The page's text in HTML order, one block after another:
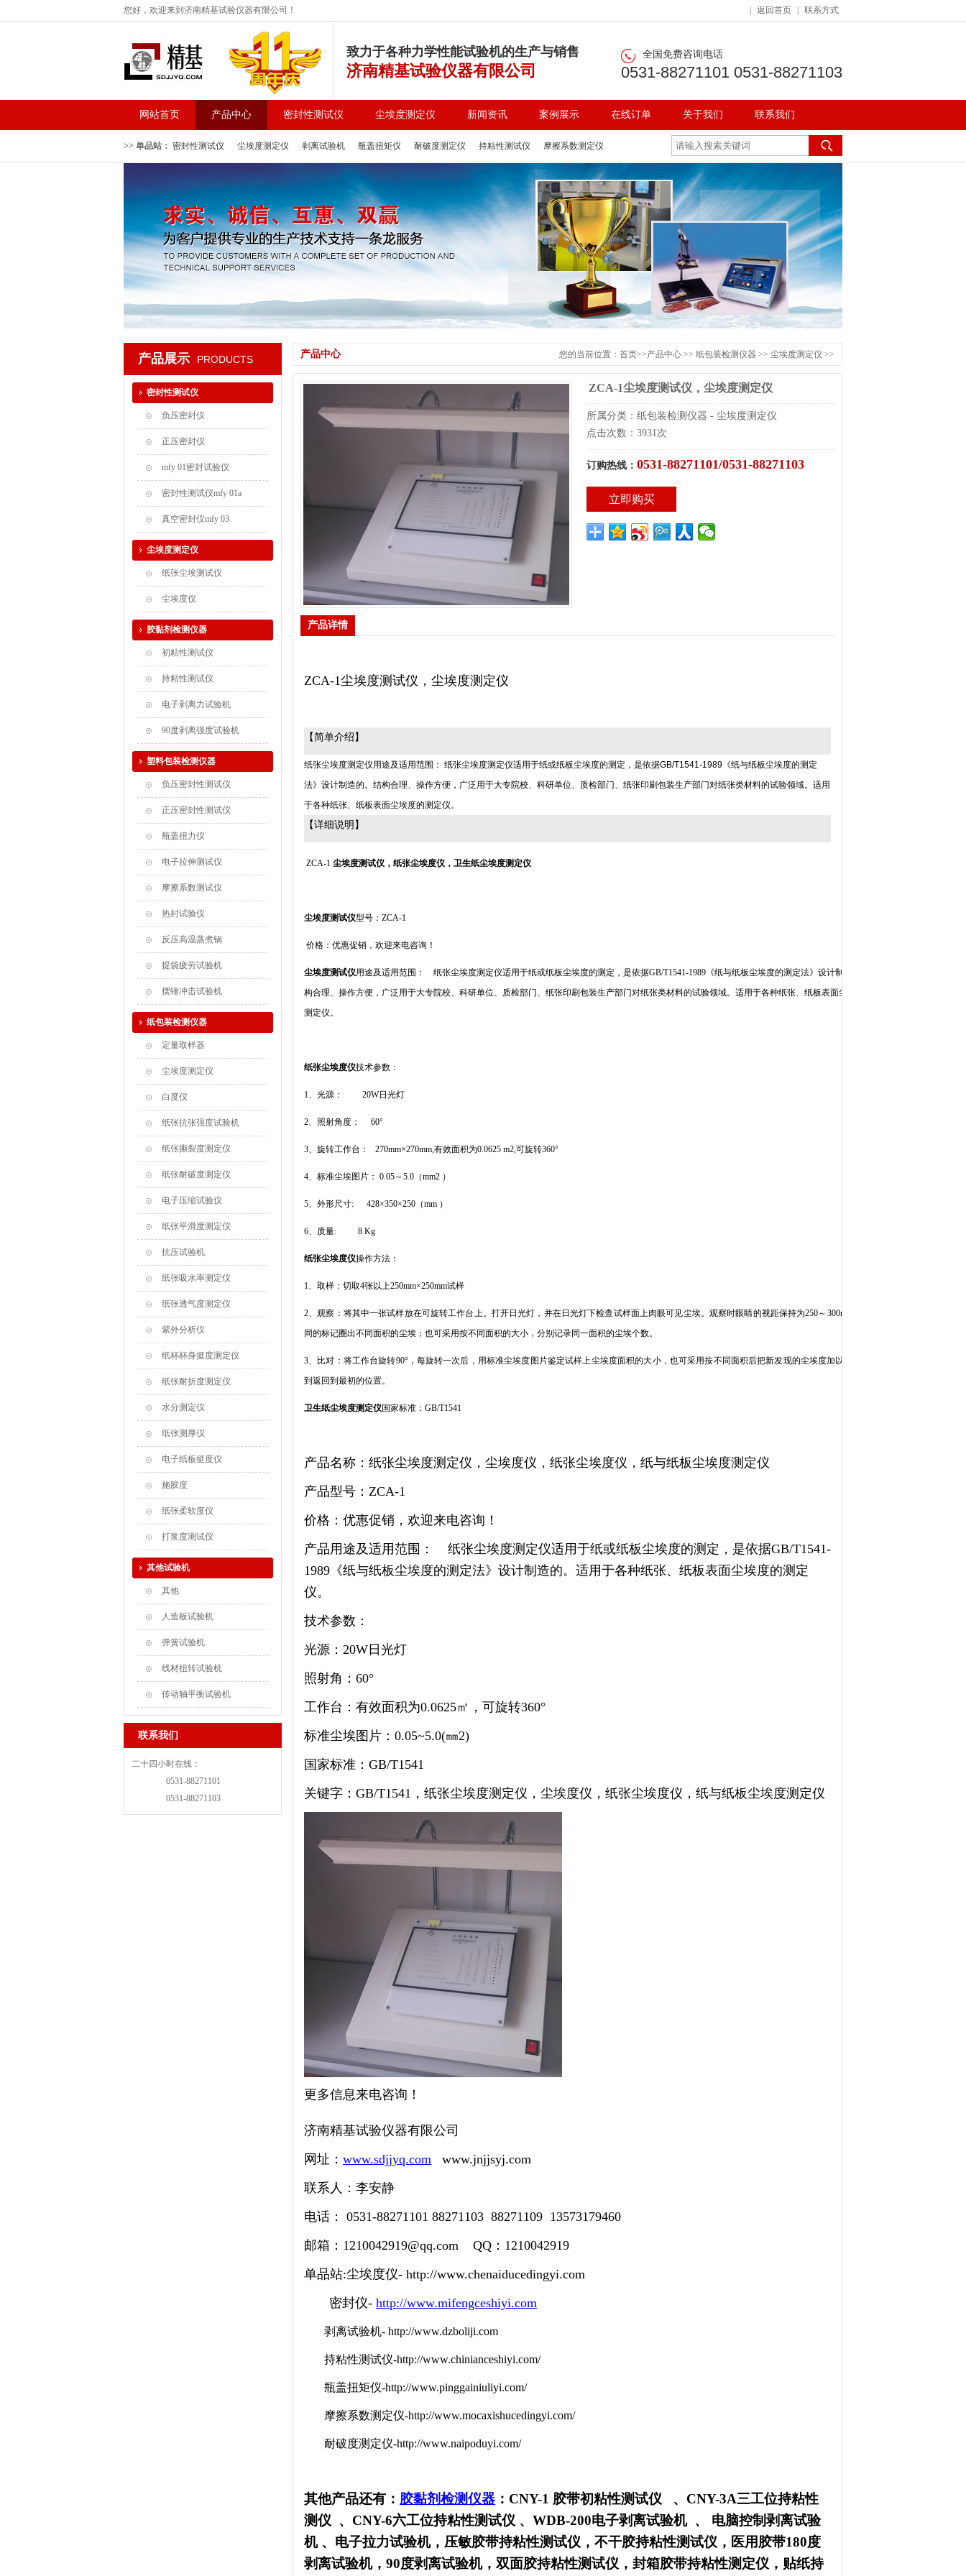
您好，欢迎来到济南精基试验仪器有限公司！ 返回首页 联系方式
致力于各种力学性能试验机的生产与销售
济南精基试验仪器有限公司
全国免费咨询电话
0531-88271101 0531-88271103
网站首页 产品中心 密封性测试仪 尘埃度测定仪 新闻资讯 案例展示 在线订单 关于我们 联系我们
>> 单品站： 密封性测试仪 尘埃度测定仪 剥离试验机 瓶盖扭矩仪 耐破度测定仪 持粘性测试仪 摩擦系数测定仪
产品中心 您的当前位置： 首页>>产品中心 >> 纸包装检测仪器 >> 尘埃度测定仪 >>
ZCA-1尘埃度测试仪，尘埃度测定仪
所属分类：纸包装检测仪器 - 尘埃度测定仪
点击次数：3931次
订购热线： 0531-88271101/0531-88271103
立即购买
产品详情
ZCA-1尘埃度测试仪，尘埃度测定仪
【简单介绍】
纸张尘埃度测定仪用途及适用范围： 纸张尘埃度测定仪适用于纸或纸板尘埃度的测定，是依据GB/T1541-1989《纸与纸板尘埃度的测定
法》设计制造的。结构合理、操作方便，广泛用于大专院校、科研单位、质检部门、纸张印刷包装生产部门对纸张类材料的试验领域。适用
于各种纸张、纸板表面尘埃度的测定仪。
【详细说明】
ZCA-1 尘埃度测试仪，纸张尘埃度仪，卫生纸尘埃度测定仪
尘埃度测试仪型号： ZCA-1
价格：优惠促销，欢迎来电咨询！
尘埃度测试仪用途及适用范围： 纸张尘埃度测定仪适用于纸或纸板尘埃度的测定，是依据GB/T1541-1989《纸与纸板尘埃度的测定法》设计制造的。结
构合理、操作方便，广泛用于大专院校、科研单位、质检部门、纸张印刷包装生产部门对纸张类材料的试验领域。适用于各种纸张、纸板表面尘埃度的
测定仪。
纸张尘埃度仪技术参数：
1、光源： 20W日光灯
2、照射角度： 60°
3、旋转工作台： 270mm×270mm,有效面积为0.0625 m2,可旋转360°
4、标准尘埃图片： 0.05～5.0（mm2 ）
5、外形尺寸: 428×350×250（mm ）
6、质量: 8 Kg
纸张尘埃度仪操作方法：
1、取样：切取4张以上250mm×250mm试样
2、观察：将其中一张试样放在可旋转工作台上。打开日光灯，并在日光灯下检查试样面上肉眼可见尘埃。观察时眼睛的视距保持为250～300mm，用不
同的标记圈出不同面积的尘埃；也可采用按不同面积的大小，分别记录同一面积的尘埃个数。
3、比对：将工作台旋转90°，每旋转一次后，用标准尘埃度图片鉴定试样上尘埃度面积的大小，也可采用按不同面积后把新发现的尘埃度加以标记，直
到返回到最初的位置。
卫生纸尘埃度测定仪国家标准：GB/T1541
产品名称：纸张尘埃度测定仪，尘埃度仪，纸张尘埃度仪，纸与纸板尘埃度测定仪
产品型号： ZCA-1
价格：优惠促销，欢迎来电咨询！
产品用途及适用范围：
纸张尘埃度测定仪适用于纸或纸板尘埃度的测定，是依据GB/T1541-
1989《纸与纸板尘埃度的测定法》设计制造的。适用于各种纸张、纸板表面尘埃度的测定
仪。
技术参数：
光源： 20W日光灯
照射角： 60°
工作台：有效面积为0.0625㎡ ，可旋转360°
标准尘埃图片： 0.05~5.0(㎜2)
国家标准： GB/T1541
关键字： GB/T1541，纸张尘埃度测定仪，尘埃度仪，纸张尘埃度仪，纸与纸板尘埃度测定仪
更多信息来电咨询！
济南精基试验仪器有限公司
网址： www.sdjjyq.com www.jnjjsyj.com
联系人：李安静
电话：
0531-88271101 88271103 88271109 13573179460
邮箱： 1210042919@qq.com QQ：1210042919
单品站:尘埃度仪- http://www.chenaiducedingyi.com
密封仪- http://www.mifengceshiyi.com
剥离试验机- http://www.dzboliji.com
持粘性测试仪-http://www.chinianceshiyi.com/
瓶盖扭矩仪-http://www.pinggainiuliyi.com/
摩擦系数测定仪-http://www.mocaxishucedingyi.com/
耐破度测定仪-http://www.naipoduyi.com/
其他产品还有： 胶黏剂检测仪器 ： CNY-1 胶带初粘性测试仪
、CNY-3A三工位持粘性
测仪
、CNY-6六工位持粘性测试仪 、WDB-200电子剥离试验机 、
电脑控制剥离试验
机 、电子拉力试验机，压敏胶带持粘性测试仪，不干胶持粘性测试仪，医用胶带180度
剥离试验机，90度剥离试验机，双面胶持粘性测试仪，封箱胶带持粘性测定仪，贴纸持
产品展示 PRODUCTS
密封性测试仪
负压密封仪
正压密封仪
mfy 01密封试验仪
密封性测试仪mfy 01a
真空密封仪mfy 03
尘埃度测定仪
纸张尘埃测试仪
尘埃度仪
胶黏剂检测仪器
初粘性测试仪
持粘性测试仪
电子剥离力试验机
90度剥离强度试验机
塑料包装检测仪器
负压密封性测试仪
正压密封性测试仪
瓶盖扭力仪
电子拉伸测试仪
摩擦系数测试仪
热封试验仪
反压高温蒸煮锅
提袋疲劳试验机
摆锤冲击试验机
纸包装检测仪器
定量取样器
尘埃度测定仪
白度仪
纸张抗张强度试验机
纸张撕裂度测定仪
纸张耐破度测定仪
电子压缩试验仪
纸张平滑度测定仪
抗压试验机
纸张吸水率测定仪
纸张透气度测定仪
紫外分析仪
纸杯杯身挺度测定仪
纸张耐折度测定仪
水分测定仪
纸张测厚仪
电子纸板挺度仪
施胶度
纸张柔软度仪
打浆度测试仪
其他试验机
其他
人造板试验机
弹簧试验机
线材扭转试验机
传动轴平衡试验机
联系我们
二十四小时在线：
0531-88271101
0531-88271103